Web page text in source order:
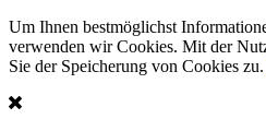
Um Ihnen bestmöglichst
verwenden wir Cookies. Mit der
Sie der Speicherung von Cookies zu.